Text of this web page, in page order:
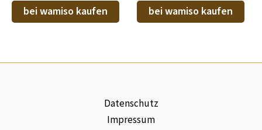
bei wamiso kaufen bei wamiso kaufen
Datenschutz
Impressum